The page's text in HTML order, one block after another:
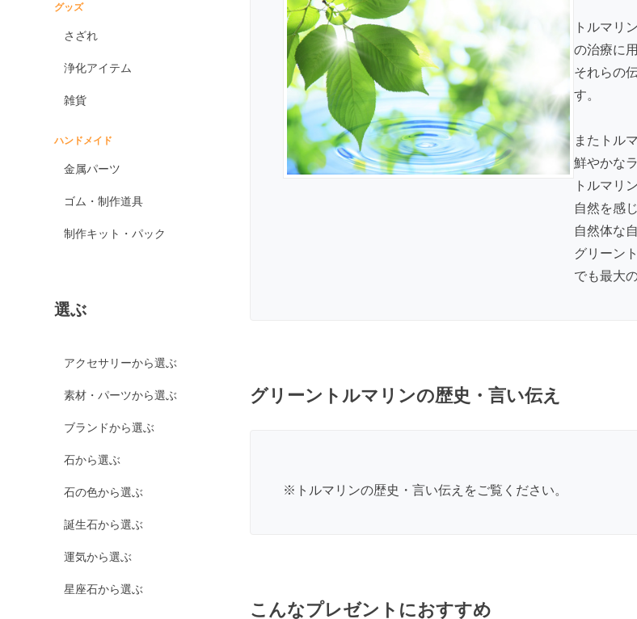
ドラゴンアイ
ン
シディアン
スノーフレークオブシ
マホガニーオブシディ
ピンクカルサイト
イエローカルサイト
オレンジカルサイト
カルセドニー各種
ホワイトカルセドニー
グッズ
さざれ
浄化アイテム
雑貨
ハンドメイド
金属パーツ
ゴム・制作道具
制作キット・パック
選ぶ
アクセサリーから選ぶ
素材・パーツから選ぶ
ブランドから選ぶ
石から選ぶ
石の色から選ぶ
誕生石から選ぶ
運気から選ぶ
星座石から選ぶ
トルマリ
の治療に
それらの
す。
またトル
鮮やかな
トルマリ
自然を感
自然体な
グリーン
でも最大
グリーントルマリンの歴史・言い伝え
※ トルマリンの歴史・言い伝え をご覧ください。
こんなプレゼントにおすすめ